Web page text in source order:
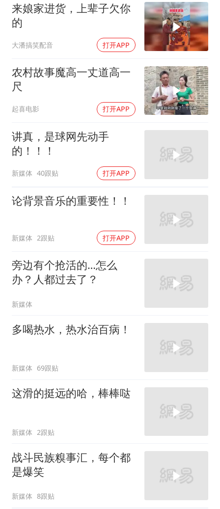
西贝创始人贾国龙押注鲜羊赛道
人民的健康、体质、幸福一脉相承
来娘家进货，上辈子欠你
的
大潘搞笑配音 打开APP
农村故事魔高一丈道高一
尺
起喜电影 打开APP
讲真，是球网先动手
的！！！
新媒体 40跟贴 打开APP
论背景音乐的重要性！！
新媒体 2跟贴 打开APP
旁边有个抢活的…怎么
办？人都过去了？
新媒体
多喝热水，热水治百病！
新媒体 69跟贴
这滑的挺远的哈，棒棒哒
新媒体 2跟贴
战斗民族糗事汇，每个都
是爆笑
新媒体 8跟贴